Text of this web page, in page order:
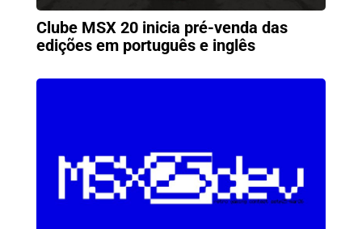
Clube MSX 20 inicia pré-venda das
edições em português e inglês